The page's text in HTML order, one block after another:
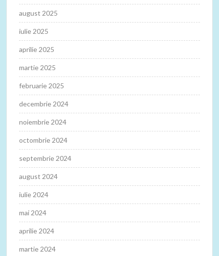
august 2025
iulie 2025
aprilie 2025
martie 2025
februarie 2025
decembrie 2024
noiembrie 2024
octombrie 2024
septembrie 2024
august 2024
iulie 2024
mai 2024
aprilie 2024
martie 2024